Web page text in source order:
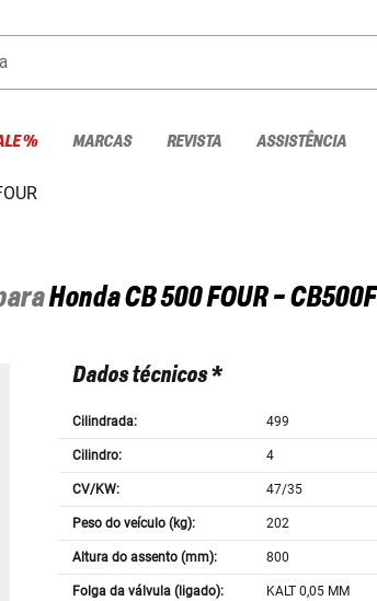
% MARCAS REVISTA ASSISTÊNCIA
HondaCB 500 FOUR - CB500F
Dados técnicos *
Cilindrada: 499
Cilindro: 4
CV/KW: 47/35
Peso do veículo (kg): 202
Altura do assento (mm): 800
Folga da válvula (ligado): KALT 0,05 MM